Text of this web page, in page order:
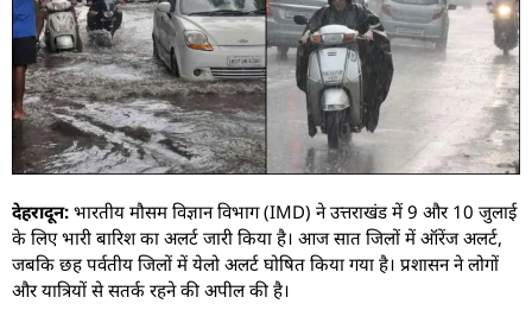
देहरादून: भारतीय मौसम विज्ञान विभाग (IMD) ने उत्तराखंड में 9 और 10 जुलाई
के लिए भारी बारिश का अलर्ट जारी किया है। आज सात जिलों में ऑरेंज अलर्ट,
जबकि छह पर्वतीय जिलों में येलो अलर्ट घोषित किया गया है। प्रशासन ने लोगों
और यात्रियों से सतर्क रहने की अपील की है।